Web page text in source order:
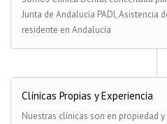
Junta de Andalucía PADI, Asistencia
residente en Andalucía
Clínicas Propias y Experiencia
Nuestras clínicas son en propiedad